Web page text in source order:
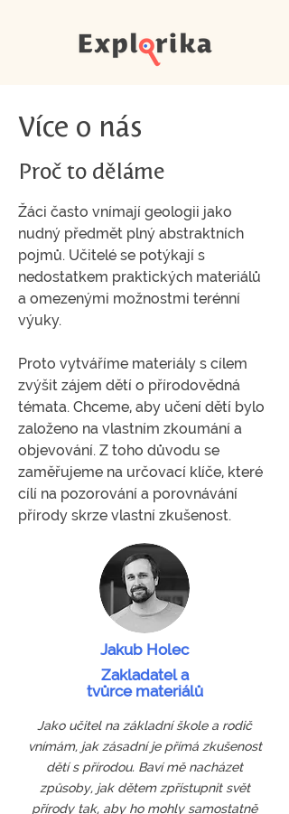
Více o nás
Proč to děláme
Žáci často vnímají geologii jako
nudný předmět plný abstraktních
pojmů. Učitelé se potýkají s
nedostatkem praktických materiálů
a omezenými možnostmi terénní
výuky.
Proto vytváříme materiály s cílem
zvýšit zájem dětí o přírodovědná
témata. Chceme, aby učení dětí bylo
založeno na vlastním zkoumání a
objevování. Z toho důvodu se
zaměřujeme na určovací klíče, které
cílí na pozorování a porovnávání
přírody skrze vlastní zkušenost.
Jakub Holec
Zakladatel a
tvůrce materiálů
Jako učitel na základní škole a rodič
vnímám, jak zásadní je přímá zkušenost
dětí s přírodou. Baví mě nacházet
způsoby, jak dětem zpřístupnit svět
přírody tak, aby ho mohly samostatně